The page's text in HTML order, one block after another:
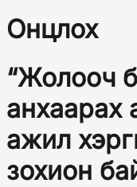
Онцлох
“Жолооч
анхаарах
ажил
зохион